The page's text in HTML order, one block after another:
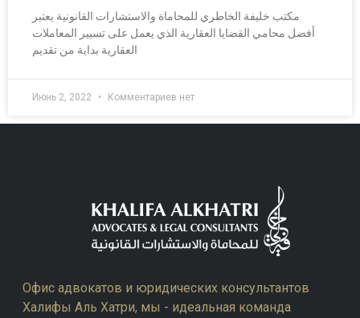
مكتب خليفة الخاطري للمحاماة والاستشارات القانونية يعتبر
أفضل محامي القضايا العقارية الذي يعمل على تسيير المعاملات
العقارية بداية من تقديم
Июнь 2, 2022 Комментариев нет
Офис адвокатов и юридических консультантов
Халифы Аль Хатри, мы - идеальная команда